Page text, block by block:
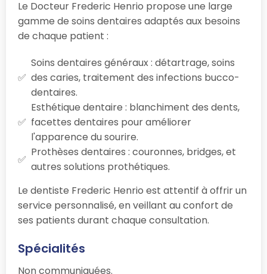
Le Docteur Frederic Henrio propose une large
gamme de soins dentaires adaptés aux besoins
de chaque patient :
Soins dentaires généraux : détartrage, soins
des caries, traitement des infections bucco-
dentaires.
Esthétique dentaire : blanchiment des dents,
facettes dentaires pour améliorer
l'apparence du sourire.
Prothèses dentaires : couronnes, bridges, et
autres solutions prothétiques.
Le dentiste Frederic Henrio est attentif à offrir un
service personnalisé, en veillant au confort de
ses patients durant chaque consultation.
Spécialités
Non communiquées.